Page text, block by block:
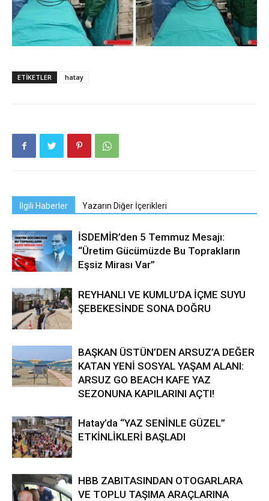
ETIKETLER hatay
İlgili Haberler Yazarın Diğer İçerikleri
İSDEMİR’den 5 Temmuz Mesajı:
“Üretim Gücümüzde Bu Toprakların
Eşsiz Mirası Var”
REYHANLI VE KUMLU’DA İÇME SUYU
ŞEBEKESİNDE SONA DOĞRU
BAŞKAN ÜSTÜN’DEN ARSUZ’A DEĞER
KATAN YENİ SOSYAL YAŞAM ALANI:
ARSUZ GO BEACH KAFE YAZ
SEZONUNA KAPILARINI AÇTI!
Hatay’da “YAZ SENİNLE GÜZEL”
ETKİNLİKLERİ BAŞLADI
HBB ZABITASINDAN OTOGARLARA
VE TOPLU TAŞIMA ARAÇLARINA